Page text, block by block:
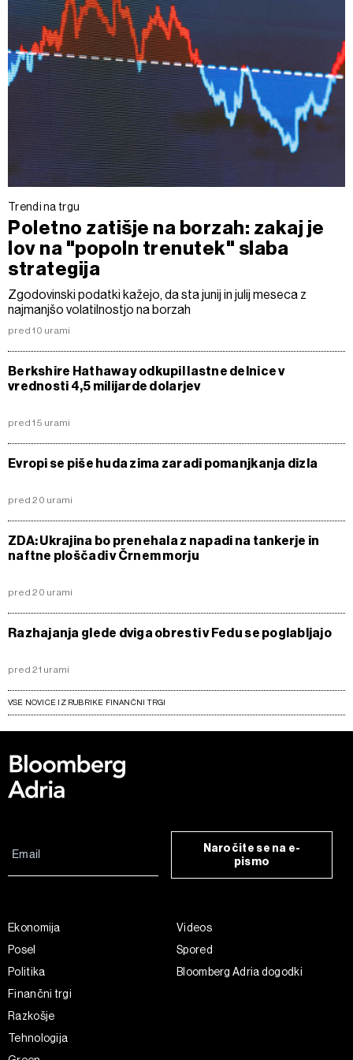
Trendi na trgu
Poletno zatišje na borzah: zakaj je
lov na "popoln trenutek" slaba
strategija
Zgodovinski podatki kažejo, da sta junij in julij meseca z
najmanjšo volatilnostjo na borzah
pred 10 urami
Berkshire Hathaway odkupil lastne delnice v
vrednosti 4,5 milijarde dolarjev
pred 15 urami
Evropi se piše huda zima zaradi pomanjkanja dizla
pred 20 urami
ZDA: Ukrajina bo prenehala z napadi na tankerje in
naftne ploščadi v Črnem morju
pred 20 urami
Razhajanja glede dviga obresti v Fedu se poglabljajo
pred 21 urami
VSE NOVICE IZ RUBRIKE FINANČNI TRGI
Naročite se na e-
pismo
Ekonomija
Posel
Politika
Finančni trgi
Razkošje
Tehnologija
Videos
Spored
Bloomberg Adria dogodki